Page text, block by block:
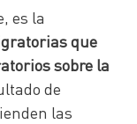
es la
que
sobre la
de
las